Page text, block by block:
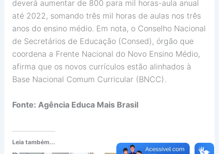
deverá aumentar de 800 para mil horas-aula anual
até 2022, somando três mil horas de aulas nos três
anos do ensino médio. Em nota, o Conselho Nacional
de Secretários de Educação (Consed), órgão que
coordena a Frente Nacional do Novo Ensino Médio,
afirma que os novos currículos estão alinhados à
Base Nacional Comum Curricular (BNCC).
Fonte: Agência Educa Mais Brasil
Leia também...